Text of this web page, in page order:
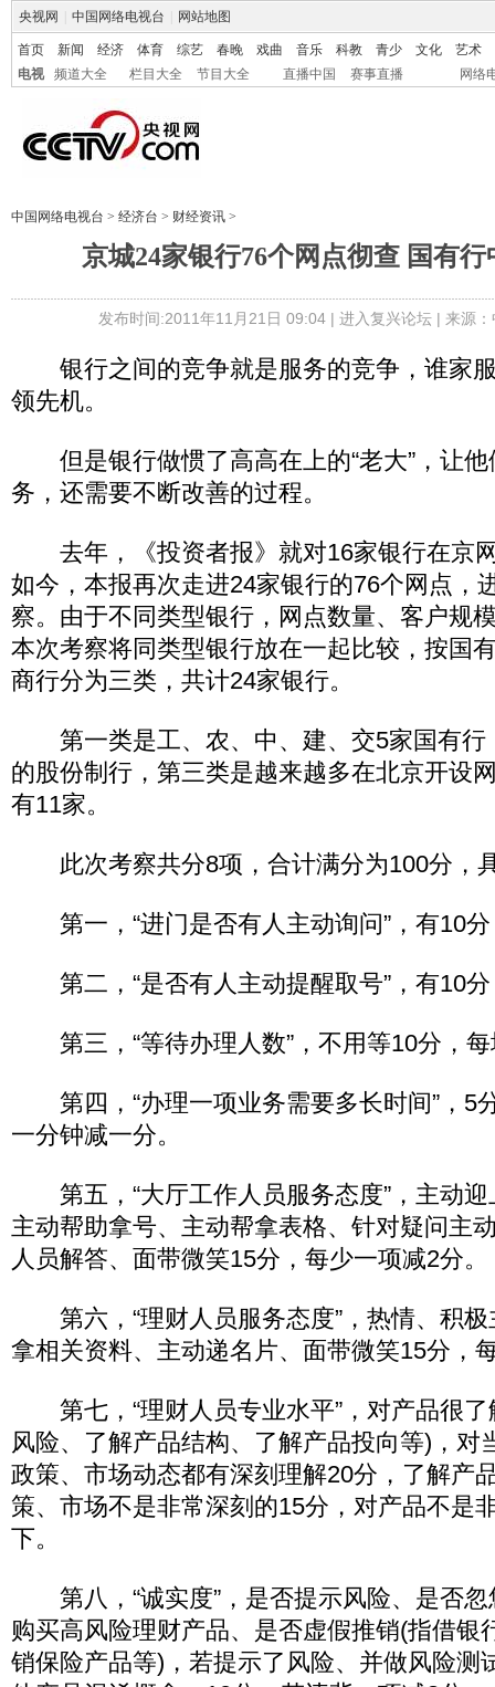
央视网 中国网络电视台 网站地图
首页 新闻 经济 体育 综艺 春晚 戏曲 音乐 科教 青少 文化
艺术
电视
频道大全 栏目大全 节目大全 直播中国 赛事直播 网络
中国网络电视台 > 经济台 > 财经资讯 >
京城24家银行76个网点彻查 国有
发布时间:2011年11月21日 09:04 | 进入复兴论坛| 来源
银行之间的竞争就是服务的竞争，谁家
领先机。
但是银行做惯了高高在上的“老大”，让他
务，还需要不断改善的过程。
去年，《投资者报》就对16家银行在京
如今，本报再次走进24家银行的76个网点，
察。由于不同类型银行，网点数量、客户规
本次考察将同类型银行放在一起比较，按国
商行分为三类，共计24家银行。
第一类是工、农、中、建、交5家国有行
的股份制行，第三类是越来越多在北京开设
有11家。
此次考察共分8项，合计满分为100分，
第一，“进门是否有人主动询问”，有10分
第二，“是否有人主动提醒取号”，有10分
第三，“等待办理人数”，不用等10分，每
第四，“办理一项业务需要多长时间”，5
一分钟减一分。
第五，“大厅工作人员服务态度”，主动迎
主动帮助拿号、主动帮拿表格、针对疑问主
人员解答、面带微笑15分，每少一项减2分。
第六，“理财人员服务态度”，热情、积极
拿相关资料、主动递名片、面带微笑15分，
第七，“理财人员专业水平”，对产品很了
风险、了解产品结构、了解产品投向等)，对
政策、市场动态都有深刻理解20分，了解产
策、市场不是非常深刻的15分，对产品不是
下。
第八，“诚实度”，是否提示风险、是否忽
购买高风险理财产品、是否虚假推销(指借银
销保险产品等)，若提示了风险、并做风险测